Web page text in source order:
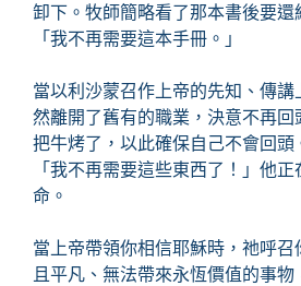
卸下。牧師簡略看了那本書後要還
「我不再需要這本手冊。」
當以利沙蒙召作上帝的先知、傳
然離開了舊有的職業，決意不再回
把牛烤了，以此確保自己不會回頭
「我不再需要這些東西了！」他
命。
當上帝帶領你相信耶穌時，祂呼召
且平凡、無法帶來永恆價值的事